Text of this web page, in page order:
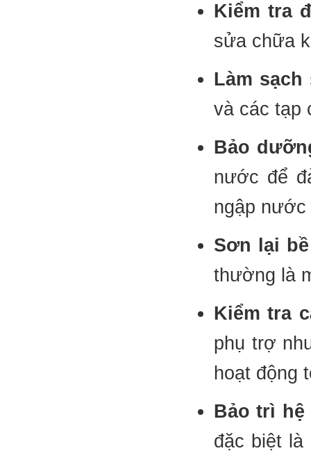
Kiểm tra
sửa chữa
Làm sạch
và các tạp
Bảo
nước để
ngập nước
Sơn lại
thường là
Kiểm tra
phụ trợ
hoạt động
Bảo trì hệ
đặc biệt